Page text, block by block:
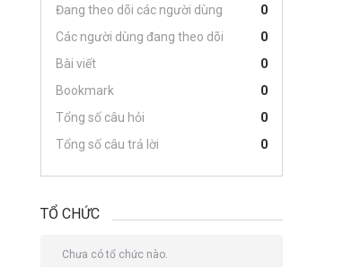
Đang theo dõi các người dùng
0
Các người dùng đang theo dõi
0
Bài viết
0
Bookmark
0
Tổng số câu hỏi
0
Tổng số câu trả lời
0
TỔ CHỨC
Chưa có tổ chức nào.